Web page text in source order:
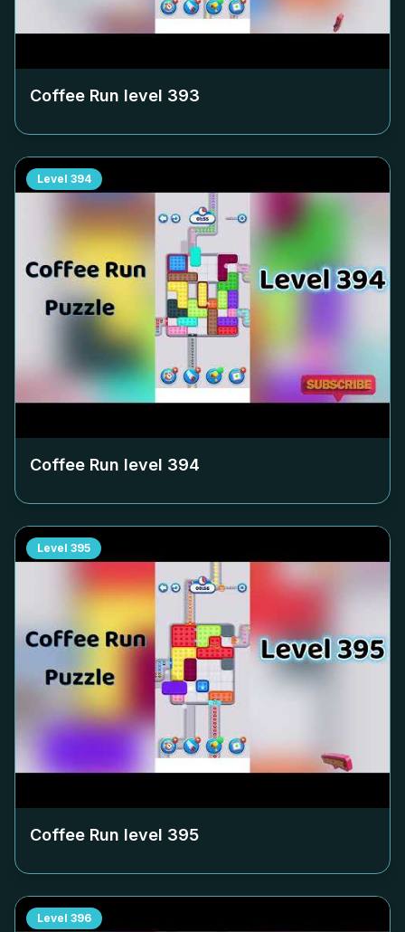
Coffee Run level 393
Level 394
Coffee Run level 394
Level 395
Coffee Run level 395
Level 396